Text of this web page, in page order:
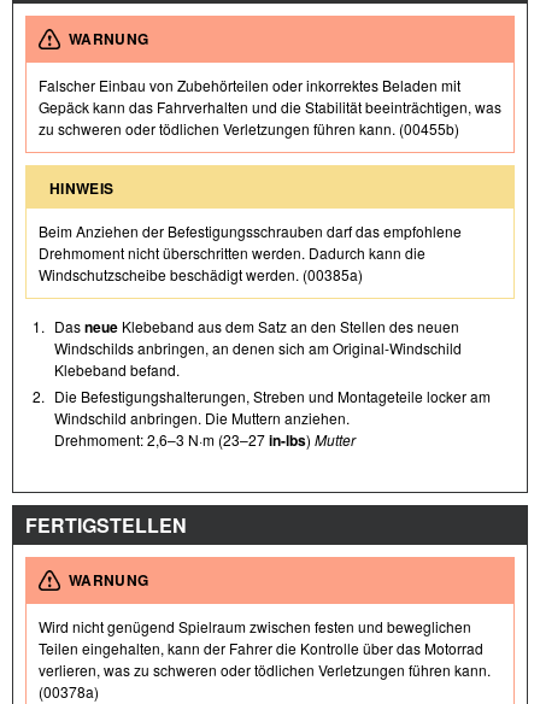
WARNUNG
Falscher Einbau von Zubehörteilen oder inkorrektes Beladen mit
Gepäck kann das Fahrverhalten und die Stabilität beeinträchtigen, was
zu schweren oder tödlichen Verletzungen führen kann. (00455b)
HINWEIS
Beim Anziehen der Befestigungsschrauben darf das empfohlene
Drehmoment nicht überschritten werden. Dadurch kann die
Windschutzscheibe beschädigt werden. (00385a)
1. Dasneue Klebeband aus dem Satz an den Stellen des neuen
Windschilds anbringen, an denen sich am Original-Windschild
Klebeband befand.
2. Die Befestigungshalterungen, Streben und Montageteile locker am
Windschild anbringen. Die Muttern anziehen.
Drehmoment: 2,6–3 N·m (23–27in-lbs) Mutter
FERTIGSTELLEN
WARNUNG
Wird nicht genügend Spielraum zwischen festen und beweglichen
Teilen eingehalten, kann der Fahrer die Kontrolle über das Motorrad
verlieren, was zu schweren oder tödlichen Verletzungen führen kann.
(00378a)